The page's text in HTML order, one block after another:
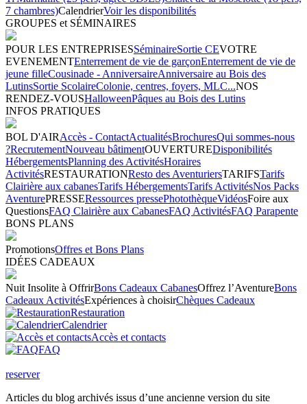
7 chambres)CalendrierVoir les disponibilités
GROUPES et SÉMINAIRES
POUR LES ENTREPRISESSéminaireSortie CEVOTRE
EVENEMENTEnterrement de vie de garçonEnterrement de vie de
jeune filleCousinade - AnniversaireAnniversaire au Bois des
LutinsSortie ScolaireColonie, centres, foyers, MLC...NOS
RENDEZ-VOUSHalloweenPâques au Bois des Lutins
INFOS PRATIQUES
BOL D'AIRAccès - ContactActualitésBrochuresQui sommes-nous
?RecrutementNouveau bâtimentOUVERTUREDisponibilités
HébergementsPlanning des ActivitésHoraires
ActivitésRESTAURATIONResto des AventuriersTARIFSTarifs
Clairière aux cabanesTarifs HébergementsTarifs ActivitésNos Packs
AventurePRESSERessources pressePhotothèqueVidéosFoire aux
QuestionsFAQ Clairière aux CabanesFAQ ActivitésFAQ Parapente
BONS PLANS
PromotionsOffres et Bons Plans
IDÉES CADEAUX
Nuit Insolite à OffrirBons Cadeaux CabanesOffrez l’AventureBons
Cadeaux ActivitésExpériences à choisirChèques Cadeaux
Restauration
Calendrier
Accès et contacts
FAQ
reserver
Articles du blog archivés issus d’une ancienne version du site